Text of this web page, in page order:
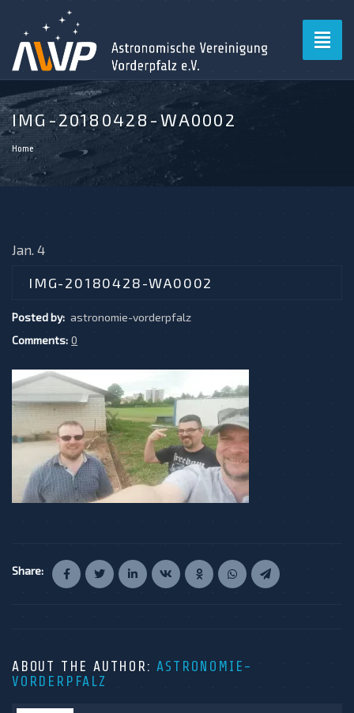
IMG-20180428-WA0002
Home
Jan. 4
IMG-20180428-WA0002
Posted by: astronomie-vorderpfalz
Comments: 0
Share:
ABOUT THE AUTHOR:ASTRONOMIE-
VORDERPFALZ